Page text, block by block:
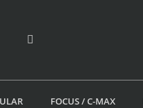
FOCUS / C-MAX